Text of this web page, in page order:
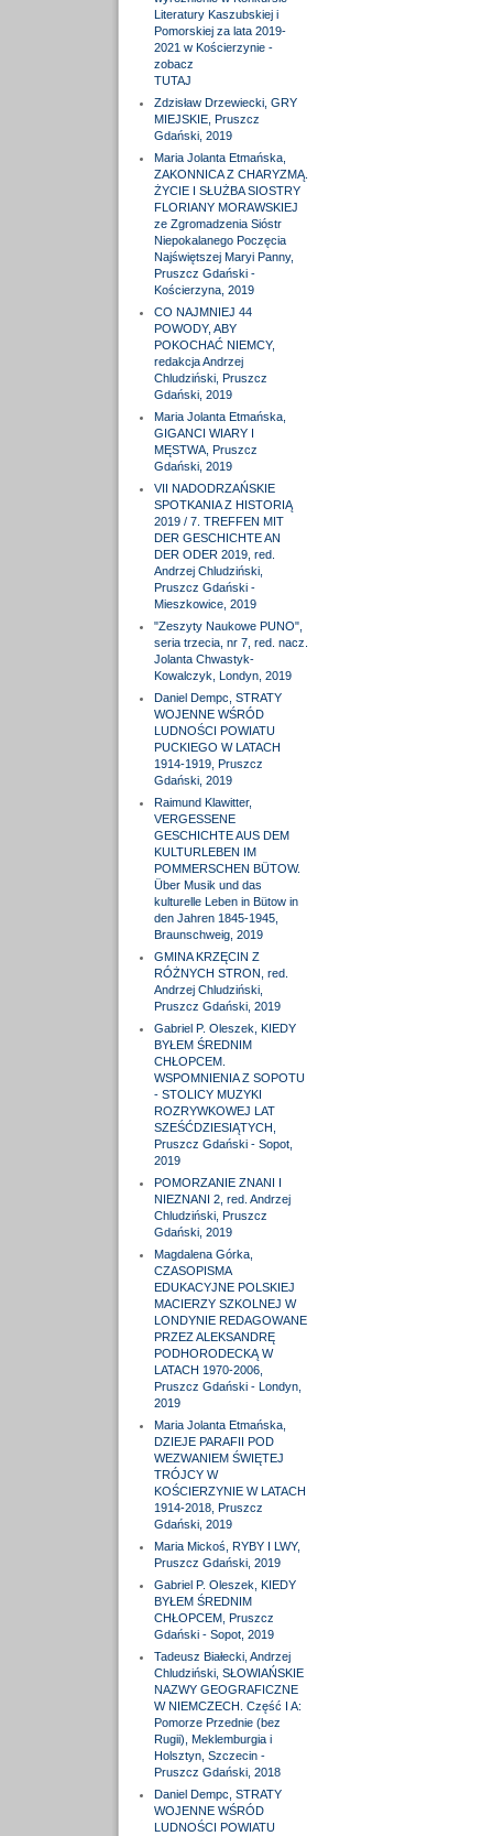
Literatury Kaszubskiej i
Pomorskiej za lata 2019-
2021 w Kościerzynie -
zobacz
TUTAJ
Zdzisław Drzewiecki, GRY
MIEJSKIE, Pruszcz
Gdański, 2019
Maria Jolanta Etmańska,
ZAKONNICA Z CHARYZMĄ.
ŻYCIE I SŁUŻBA SIOSTRY
FLORIANY MORAWSKIEJ
ze Zgromadzenia Sióstr
Niepokalanego Poczęcia
Najświętszej Maryi Panny,
Pruszcz Gdański -
Kościerzyna, 2019
CO NAJMNIEJ 44
POWODY, ABY
POKOCHAĆ NIEMCY,
redakcja Andrzej
Chludziński, Pruszcz
Gdański, 2019
Maria Jolanta Etmańska,
GIGANCI WIARY I
MĘSTWA, Pruszcz
Gdański, 2019
VII NADODRZAŃSKIE
SPOTKANIA Z HISTORIĄ
2019 / 7. TREFFEN MIT
DER GESCHICHTE AN
DER ODER 2019, red.
Andrzej Chludziński,
Pruszcz Gdański -
Mieszkowice, 2019
"Zeszyty Naukowe PUNO",
seria trzecia, nr 7, red. nacz.
Jolanta Chwastyk-
Kowalczyk, Londyn, 2019
Daniel Dempc, STRATY
WOJENNE WŚRÓD
LUDNOŚCI POWIATU
PUCKIEGO W LATACH
1914-1919, Pruszcz
Gdański, 2019
Raimund Klawitter,
VERGESSENE
GESCHICHTE AUS DEM
KULTURLEBEN IM
POMMERSCHEN BÜTOW.
Über Musik und das
kulturelle Leben in Bütow in
den Jahren 1845-1945,
Braunschweig, 2019
GMINA KRZĘCIN Z
RÓŻNYCH STRON, red.
Andrzej Chludziński,
Pruszcz Gdański, 2019
Gabriel P. Oleszek, KIEDY
BYŁEM ŚREDNIM
CHŁOPCEM.
WSPOMNIENIA Z SOPOTU
- STOLICY MUZYKI
ROZRYWKOWEJ LAT
SZEŚĆDZIESIĄTYCH,
Pruszcz Gdański - Sopot,
2019
POMORZANIE ZNANI I
NIEZNANI 2, red. Andrzej
Chludziński, Pruszcz
Gdański, 2019
Magdalena Górka,
CZASOPISMA
EDUKACYJNE POLSKIEJ
MACIERZY SZKOLNEJ W
LONDYNIE REDAGOWANE
PRZEZ ALEKSANDRĘ
PODHORODECKĄ W
LATACH 1970-2006,
Pruszcz Gdański - Londyn,
2019
Maria Jolanta Etmańska,
DZIEJE PARAFII POD
WEZWANIEM ŚWIĘTEJ
TRÓJCY W
KOŚCIERZYNIE W LATACH
1914-2018, Pruszcz
Gdański, 2019
Maria Mickoś, RYBY I LWY,
Pruszcz Gdański, 2019
Gabriel P. Oleszek, KIEDY
BYŁEM ŚREDNIM
CHŁOPCEM, Pruszcz
Gdański - Sopot, 2019
Tadeusz Białecki, Andrzej
Chludziński, SŁOWIAŃSKIE
NAZWY GEOGRAFICZNE
W NIEMCZECH. Część I A:
Pomorze Przednie (bez
Rugii), Meklemburgia i
Holsztyn, Szczecin -
Pruszcz Gdański, 2018
Daniel Dempc, STRATY
WOJENNE WŚRÓD
LUDNOŚCI POWIATU